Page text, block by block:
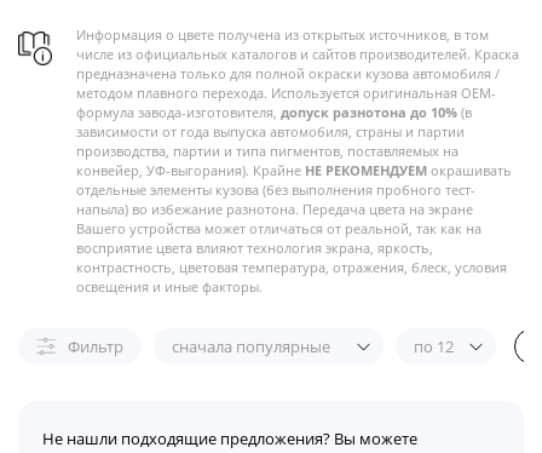
Информация о цвете получена из открытых источников, в том
числе из официальных каталогов и сайтов производителей. Краска
предназначена только для полной окраски кузова автомобиля /
методом плавного перехода. Используется оригинальная OEM-
формула завода-изготовителя, допуск разнотона до 10% (в
зависимости от года выпуска автомобиля, страны и партии
производства, партии и типа пигментов, поставляемых на
конвейер, УФ-выгорания). Крайне НЕ РЕКОМЕНДУЕМ окрашивать
отдельные элементы кузова (без выполнения пробного тест-
напыла) во избежание разнотона. Передача цвета на экране
Вашего устройства может отличаться от реальной, так как на
восприятие цвета влияют технология экрана, яркость,
контрастность, цветовая температура, отражения, блеск, условия
освещения и иные факторы.
Фильтр сначала популярные по 12
Не нашли подходящие предложения? Вы можете